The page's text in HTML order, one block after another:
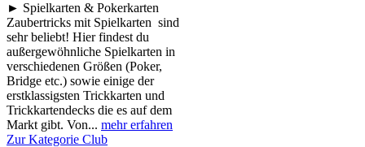
► Spielkarten & Pokerkarten
Zaubertricks mit Spielkarten sind
sehr beliebt! Hier findest du
außergewöhnliche Spielkarten in
verschiedenen Größen (Poker,
Bridge etc.) sowie einige der
erstklassigsten Trickkarten und
Trickkartendecks die es auf dem
Markt gibt. Von... mehr erfahren
Zur Kategorie Club